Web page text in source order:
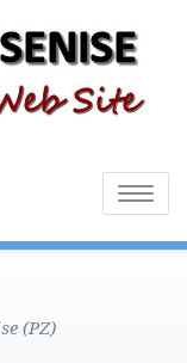
Toggle
(PZ)